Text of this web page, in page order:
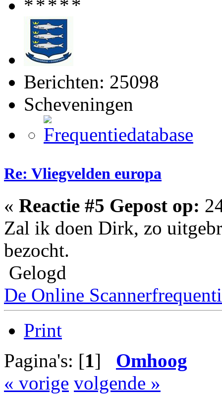
Berichten: 25098
Scheveningen
Re: Vliegvelden europa
« Reactie #5 Gepost op:
Zal ik doen Dirk, zo
bezocht.
Gelogd
De Online
Print
Pagina's: [1] Omhoog
« vorige volgende »